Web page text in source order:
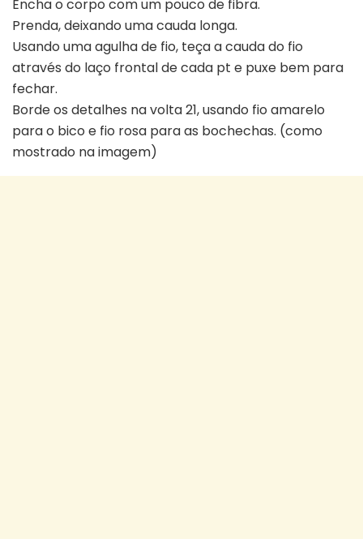
Encha o corpo com um pouco de fibra.
Prenda, deixando uma cauda longa.
Usando uma agulha de fio, teça a cauda do fio
através do laço frontal de cada pt e puxe bem para
fechar.
Borde os detalhes na volta 21, usando fio amarelo
para o bico e fio rosa para as bochechas. (como
mostrado na imagem)